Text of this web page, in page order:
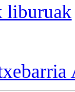
liburuak